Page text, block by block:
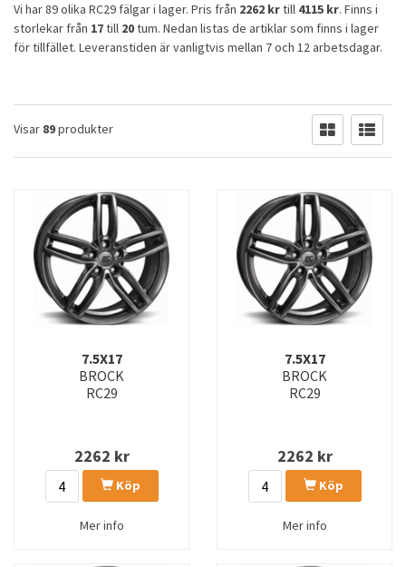
Vi har 89 olika RC29 fälgar i lager. Pris från 2262 krtill 4115 kr. Finns i
storlekar från 17till 20tum. Nedan listas de artiklar som finns i lager
för tillfället. Leveranstiden är vanligtvis mellan 7 och 12 arbetsdagar.
Visar 89produkter
7.5X17
BROCK
RC29
2262 kr
Köp
Mer info
7.5X17
BROCK
RC29
2262 kr
Köp
Mer info